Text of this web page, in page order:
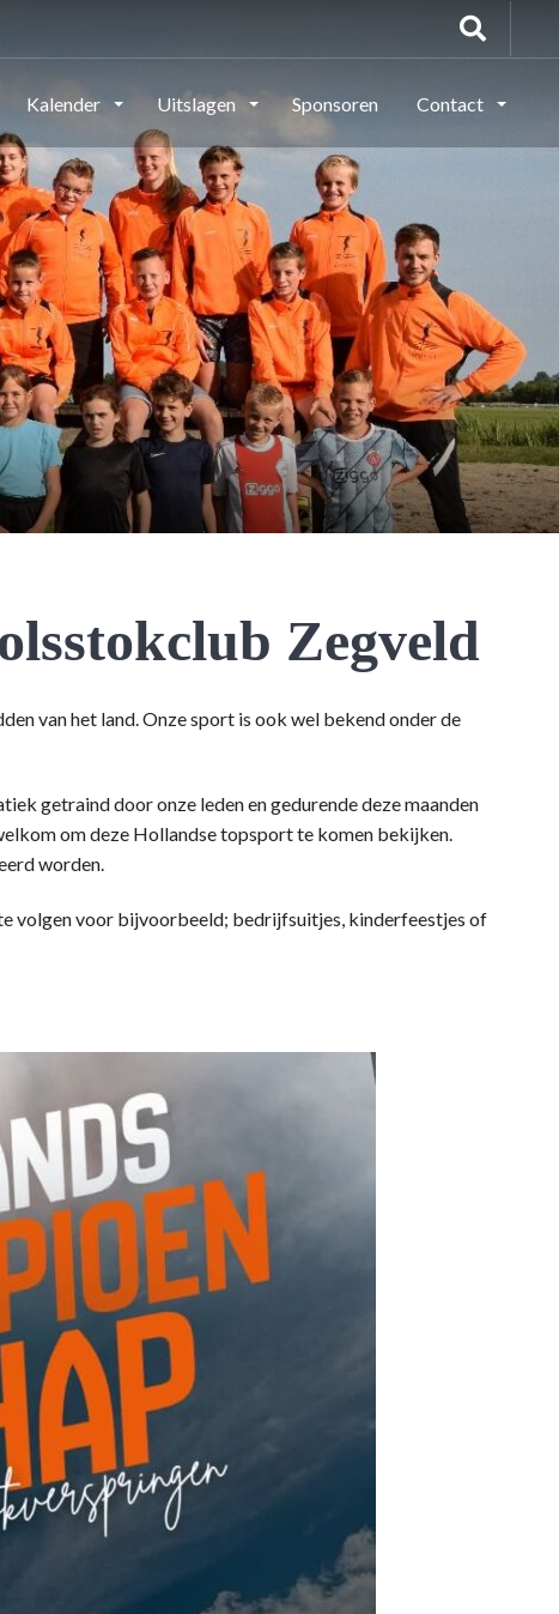
Kalender Uitslagen Sponsoren Contact
Zegveld
van het land. Onze sport is ook wel bekend onder de
getraind door onze leden en gedurende deze maanden
om deze Hollandse topsport te komen bekijken.
worden.
volgen voor bijvoorbeeld; bedrijfsuitjes, kinderfeestjes of